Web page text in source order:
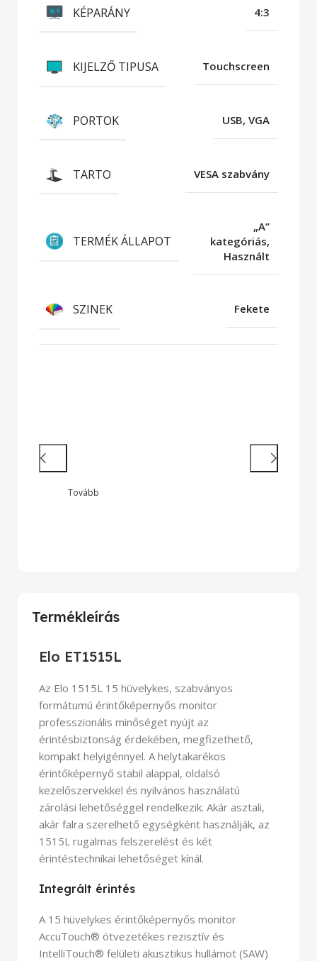
Termékleírás
Elo ET1515L
Az Elo 1515L 15 hüvelykes, szabványos
formátumú érintőképernyős monitor
professzionális minőséget nyújt az
érintésbiztonság érdekében, megfizethető,
kompakt helyigénnyel. A helytakarékos
érintőképernyő stabil alappal, oldalsó
kezelőszervekkel és nyilvános használatú
zárolási lehetőséggel rendelkezik. Akár asztali,
akár falra szerelhető egységként használják, az
1515L rugalmas felszerelést és két
érintéstechnikai lehetőséget kínál.
Integrált érintés
A 15 hüvelykes érintőképernyős monitor
AccuTouch® ötvezetékes rezisztív és
IntelliTouch® felületi akusztikus hullámot (SAW)
KÉPARÁNY 4:3
KIJELZŐ TIPUSA Touchscreen
PORTOK USB, VGA
TARTO VESA szabvány
TERMÉK ÁLLAPOT
„A”
kategóriás,
Használt
SZINEK Fekete
1-ben készülékek legendás
Tovább